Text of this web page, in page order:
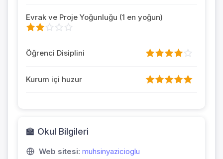
Evrak ve Proje Yoğunluğu (1 en yoğun)
Öğrenci Disiplini
Kurum içi huzur
🏫 Okul Bilgileri
Web sitesi: muhsinyazicioglu